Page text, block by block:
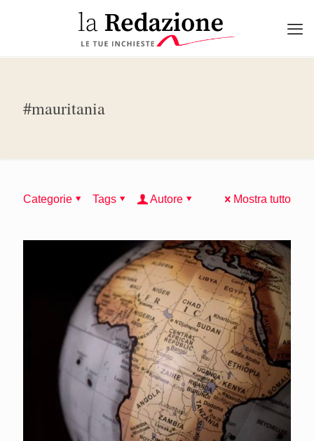
#mauritania
Categorie Tags Autore Mostra tutto